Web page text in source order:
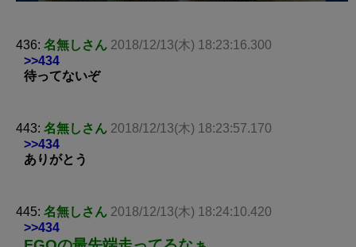
436: 名無しさん 2018/12/13(木) 18:23:16.300
>>434
待ってないぞ
443: 名無しさん 2018/12/13(木) 18:23:57.170
>>434
ありがとう
445: 名無しさん 2018/12/13(木) 18:24:10.420
>>434